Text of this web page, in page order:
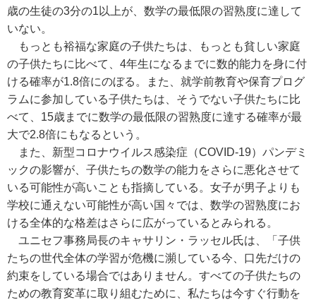
歳の生徒の3分の1以上が、数学の最低限の習熟度に達して
いない。
もっとも裕福な家庭の子供たちは、もっとも貧しい家庭
の子供たちに比べて、4年生になるまでに数的能力を身に付
ける確率が1.8倍にのぼる。また、就学前教育や保育プログ
ラムに参加している子供たちは、そうでない子供たちに比
べて、15歳までに数学の最低限の習熟度に達する確率が最
大で2.8倍にもなるという。
また、新型コロナウイルス感染症（COVID-19）パンデミ
ックの影響が、子供たちの数学の能力をさらに悪化させて
いる可能性が高いことも指摘している。女子が男子よりも
学校に通えない可能性が高い国々では、数学の習熟度にお
ける全体的な格差はさらに広がっているとみられる。
ユニセフ事務局長のキャサリン・ラッセル氏は、「子供
たちの世代全体の学習が危機に瀕している今、口先だけの
約束をしている場合ではありません。すべての子供たちの
ための教育変革に取り組むために、私たちは今すぐ行動を